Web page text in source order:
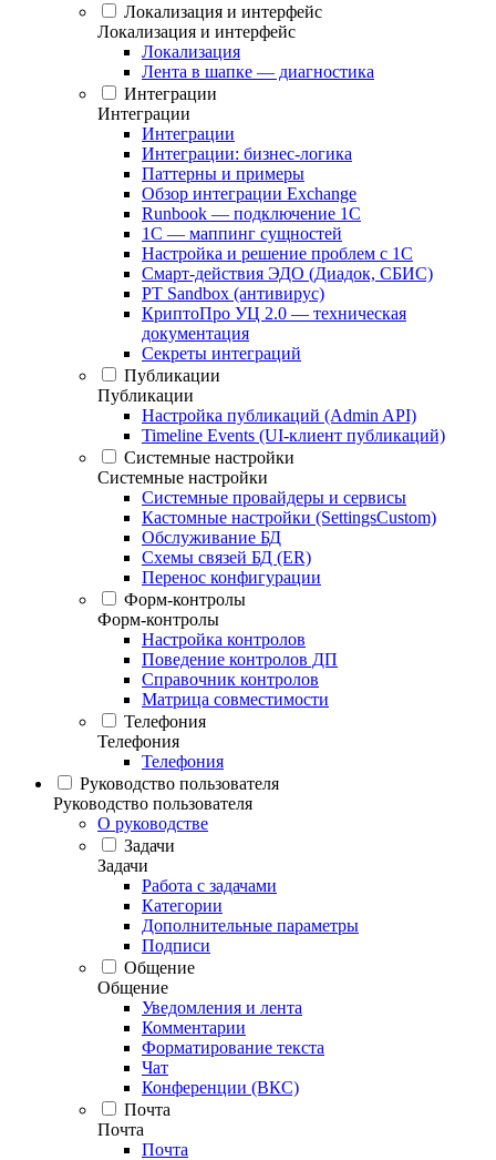
Локализация и интерфейс
Локализация и интерфейс
Локализация
Лента в шапке — диагностика
Интеграции
Интеграции
Интеграции
Интеграции: бизнес-логика
Паттерны и примеры
Обзор интеграции Exchange
Runbook — подключение 1С
1С — маппинг сущностей
Настройка и решение проблем с 1С
Смарт-действия ЭДО (Диадок, СБИС)
PT Sandbox (антивирус)
КриптоПро УЦ 2.0 — техническая
документация
Секреты интеграций
Публикации
Публикации
Настройка публикаций (Admin API)
Timeline Events (UI-клиент публикаций)
Системные настройки
Системные настройки
Системные провайдеры и сервисы
Кастомные настройки (SettingsCustom)
Обслуживание БД
Схемы связей БД (ER)
Перенос конфигурации
Форм-контролы
Форм-контролы
Настройка контролов
Поведение контролов ДП
Справочник контролов
Матрица совместимости
Телефония
Телефония
Телефония
Руководство пользователя
Руководство пользователя
О руководстве
Задачи
Задачи
Работа с задачами
Категории
Дополнительные параметры
Подписи
Общение
Общение
Уведомления и лента
Комментарии
Форматирование текста
Чат
Конференции (ВКС)
Почта
Почта
Почта